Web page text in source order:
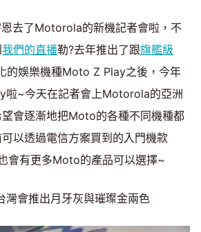
去了Motorola的新機記者會啦，不
我們的直播勒?去年推出了跟旗艦級
的娛樂機種Moto Z Play之後，今年
啦~今天在記者會上Motorola的亞洲
會逐漸地把Moto的各種不同機種都
以透過電信方案買到的入門機款
會有更多Moto的產品可以選擇~
會推出月牙灰與璀璨金兩色